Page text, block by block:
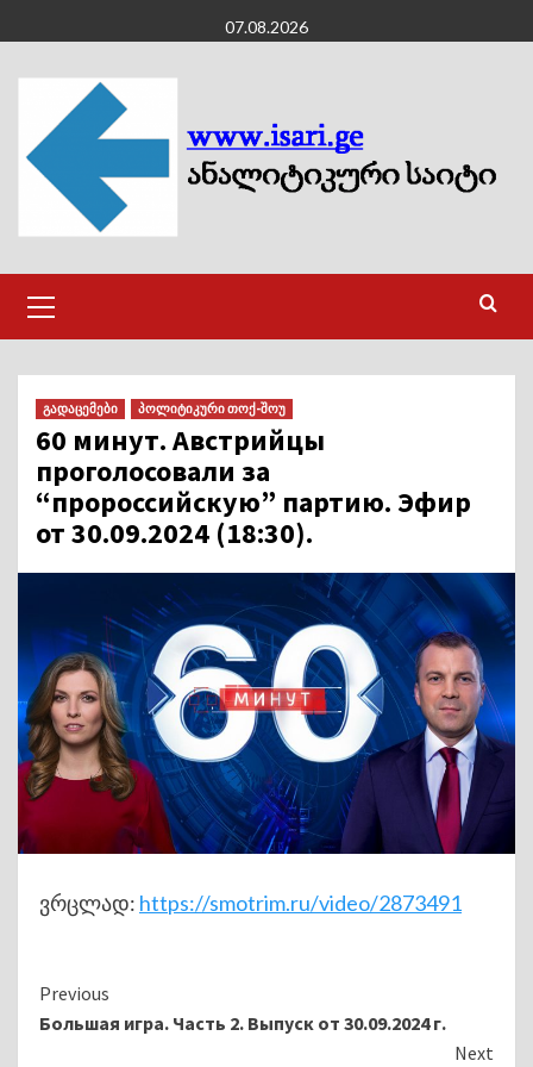
to
content
07.08.2026
Menu
გადაცემები პოლიტიკური თოქ-შოუ
60 минут. Австрийцы
проголосовали за
“пророссийскую” партию. Эфир
от 30.09.2024 (18:30).
ვრცლად: https://smotrim.ru/video/2873491
Continue
Reading
Previous
Большая игра. Часть 2. Выпуск от 30.09.2024 г.
Next